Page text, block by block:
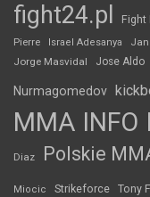
fight24.pl Fight
Pierre
Israel Adesanya
Jorge Masvidal Jose Aldo
Nurmagomedov
MMA INFO
Diaz Polskie
Miocic Strikeforce Tony